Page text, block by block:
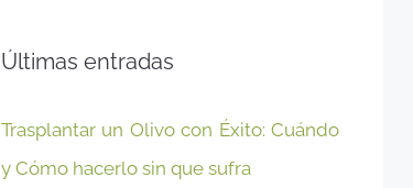
Últimas entradas
Trasplantar un Olivo con Éxito: Cuándo
y Cómo hacerlo sin que sufra